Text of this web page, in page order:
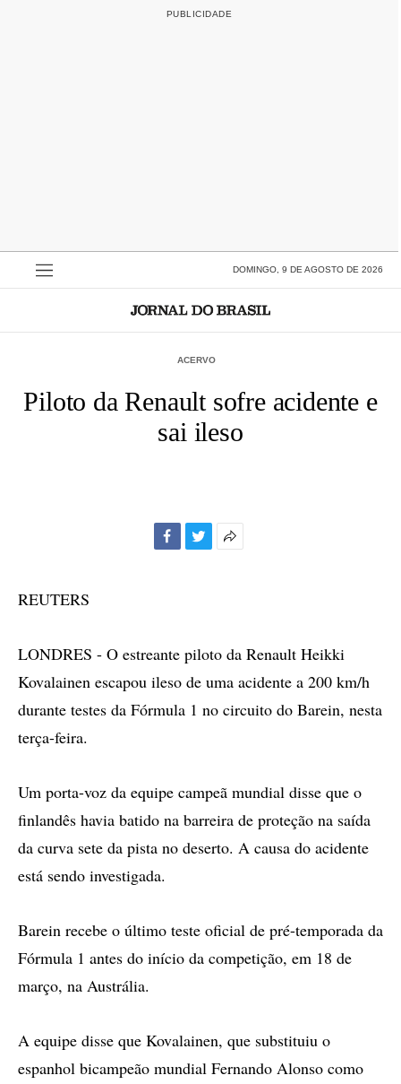
DOMINGO, 9 DE AGOSTO DE 2026
ACERVO
Piloto da Renault sofre acidente e
sai ileso
REUTERS
LONDRES - O estreante piloto da Renault Heikki
Kovalainen escapou ileso de uma acidente a 200 km/h
durante testes da Fórmula 1 no circuito do Barein, nesta
terça-feira.
Um porta-voz da equipe campeã mundial disse que o
finlandês havia batido na barreira de proteção na saída
da curva sete da pista no deserto. A causa do acidente
está sendo investigada.
Barein recebe o último teste oficial de pré-temporada da
Fórmula 1 antes do início da competição, em 18 de
março, na Austrália.
A equipe disse que Kovalainen, que substituiu o
espanhol bicampeão mundial Fernando Alonso como